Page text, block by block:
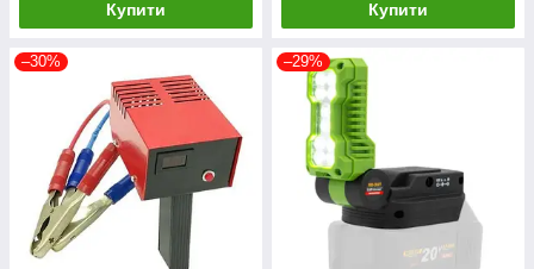
Купити Купити
–30% –29%